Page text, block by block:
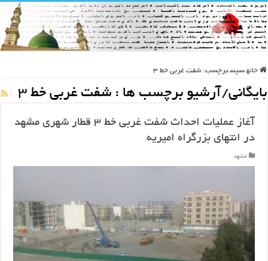
خانه سپس برچسب: شفت غربی خط 3
بایگانی/آرشیو برچسب ها : شفت غربی خط 3
آغاز عملیات احداث شفت غربی خط ۳ قطار شهری مشهد
در انتهای بزرگراه امیریه
مشهد